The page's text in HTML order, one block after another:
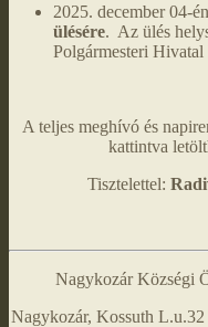
2025. december 04-
ülésére. Az ülés
Polgármesteri Hivatal
A teljes meghívó és
kattintva
Tisztelettel:
Nagykozár Községi
Nagykozár, Kossuth